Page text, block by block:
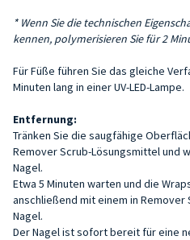
* Wenn Sie die technischen
kennen, polymerisieren Sie für 2
Für Füße führen Sie das gleiche
Minuten lang in einer UV-LED-Lampe.
Entfernung:
Tränken Sie die saugfähige
Remover Scrub-Lösungsmittel und
Nagel.
Etwa 5 Minuten warten und die
anschließend mit einem in
Nagel.
Der Nagel ist sofort bereit für eine